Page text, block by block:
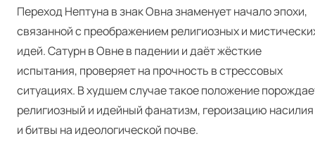
Переход Нептуна в знак Овна знаменует начало эпохи,
связанной с преображением религиозных и
идей. Сатурн в Овне в падении и даёт жёсткие
испытания, проверяет на прочность в стрессовых
ситуациях. В худшем случае такое положение
религиозный и идейный фанатизм, героизацию насилия
и битвы на идеологической почве.